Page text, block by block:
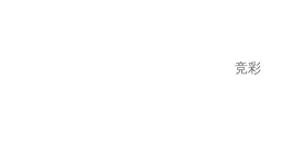
竞彩